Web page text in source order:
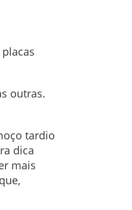
outras.
tardio
dica
mais